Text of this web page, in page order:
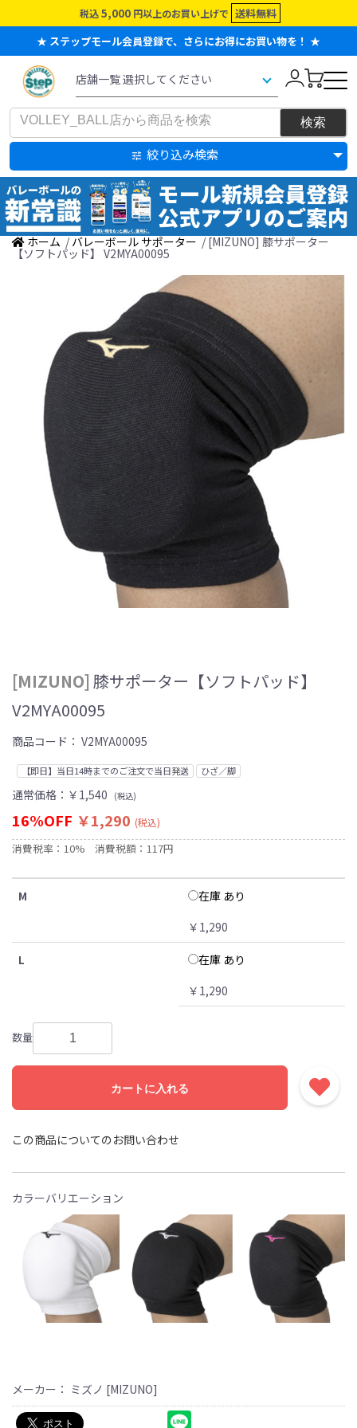
税込 5,000 円以上のお買い上げで 送料無料
★ ステップモール会員登録で、さらにお得にお買い物を！ ★
絞り込み検索
ホーム / バレーボール サポーター / [MIZUNO] 膝サポーター
【ソフトパッド】 V2MYA00095
[MIZUNO] 膝サポーター【ソフトパッド】
V2MYA00095
商品コード： V2MYA00095
【即日】当日14時までのご注文で当日発送 ひざ／脚
通常価格： ￥1,540 (税込)
16%OFF ￥1,290 (税込)
消費税率：10% 消費税額：117円
M
在庫 あり
￥1,290
L
在庫 あり
￥1,290
数量
カートに入れる
この商品についてのお問い合わせ
カラーバリエーション
メーカー： ミズノ [MIZUNO]